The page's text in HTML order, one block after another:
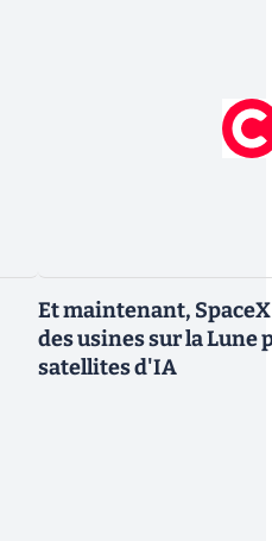
Et maintenant,
des usines sur la Lune
satellites d'IA